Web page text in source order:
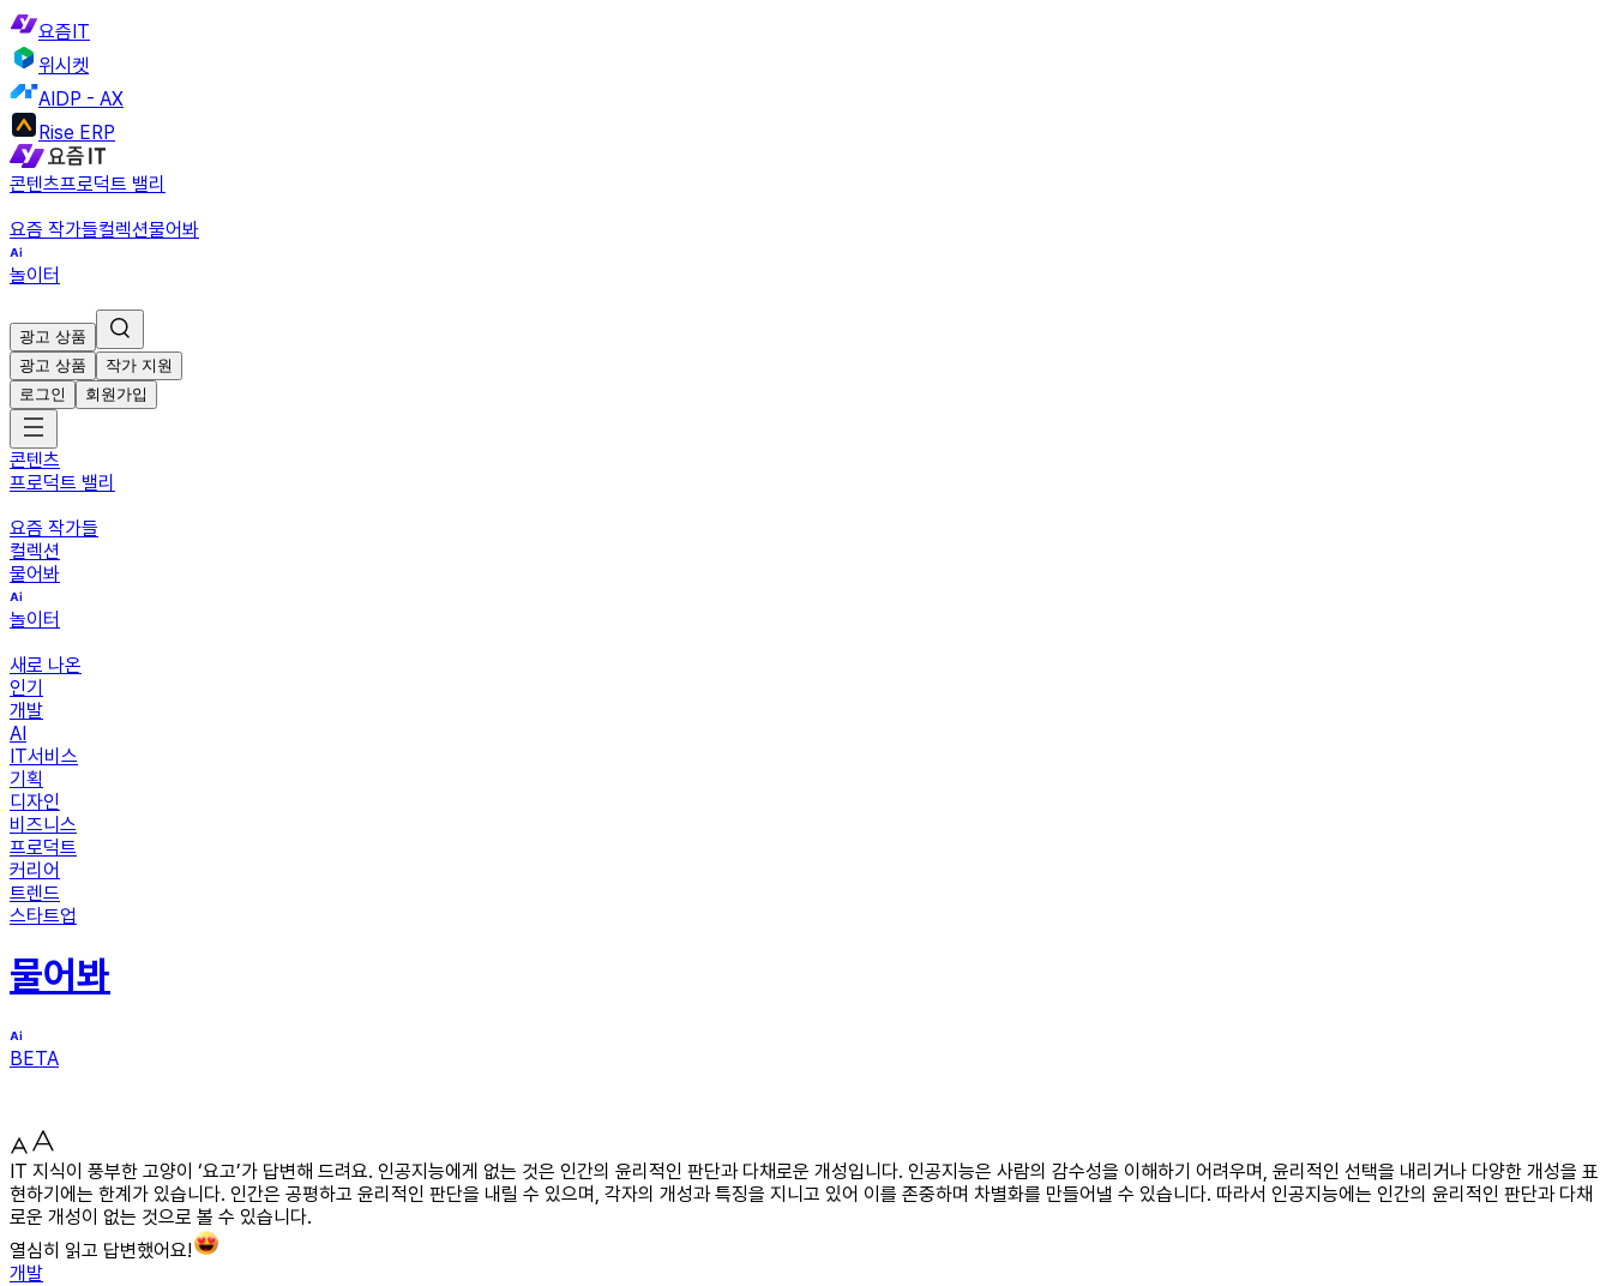
요즘IT
위시켓
AIDP - AX
Rise ERP
콘텐츠프로덕트 밸리
요즘 작가들컬렉션물어봐
놀이터
광고 상품
광고 상품
작가 지원
로그인
회원가입
콘텐츠
프로덕트 밸리
요즘 작가들
컬렉션
물어봐
놀이터
새로 나온
인기
개발
AI
IT서비스
기획
디자인
비즈니스
프로덕트
커리어
트렌드
스타트업
물어봐
BETA
IT 지식이 풍부한 고양이 ‘요고’가 답변해 드려요. 인공지능에게 없는 것은 인간의 윤리적인 판단과 다채로운 개성입니다. 인공지능은 사람의 감수성을 이해하기 어려우며, 윤리적인 선택을 내리거나 다양한 개성을 표
현하기에는 한계가 있습니다. 인간은 공평하고 윤리적인 판단을 내릴 수 있으며, 각자의 개성과 특징을 지니고 있어 이를 존중하며 차별화를 만들어낼 수 있습니다. 따라서 인공지능에는 인간의 윤리적인 판단과 다채
로운 개성이 없는 것으로 볼 수 있습니다.
열심히 읽고 답변했어요!
개발